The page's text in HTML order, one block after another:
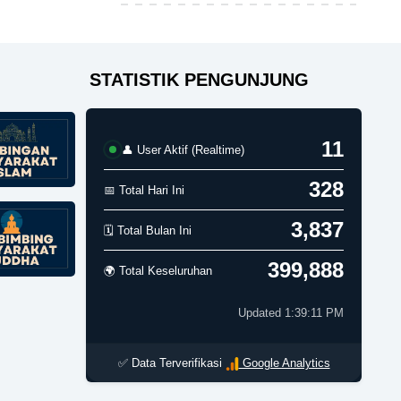
STATISTIK PENGUNJUNG
👤 User Aktif (Realtime) 11
📅 Total Hari Ini 328
🗓️ Total Bulan Ini 3,837
🌍 Total Keseluruhan 399,888
Updated 1:39:11 PM
✅ Data Terverifikasi Google Analytics